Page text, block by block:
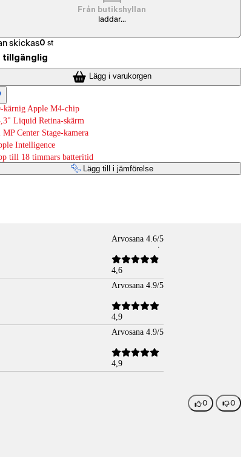
Från butikshyllan
laddar...
skickas0 st
tillgänglig
Lägg i varukorgen
kärnig Apple M4-chip
Liquid Retina-skärm
MP Center Stage-kamera
Intelligence
till 18 timmars batteritid
Lägg till i jämförelse
Arvosana 4.6/5
4,6
Arvosana 4.9/5
4,9
Arvosana 4.9/5
4,9
0 0